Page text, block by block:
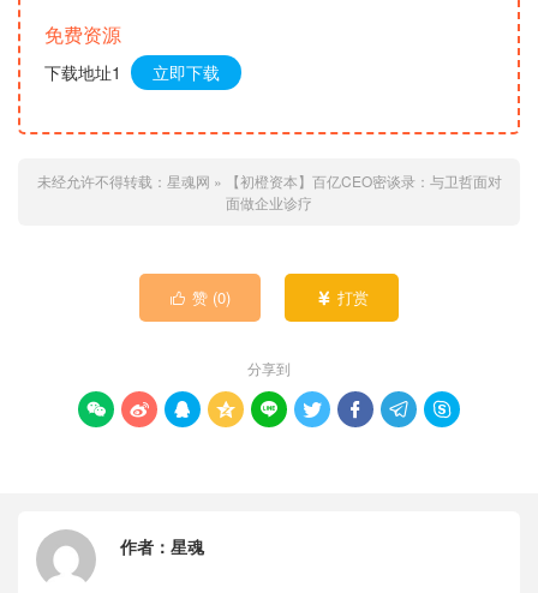
免费资源
下载地址1 立即下载
未经允许不得转载： 星魂网 »
【初橙资本】百亿CEO密谈录：与卫哲面对
面做企业诊疗
 赞 (0)  打赏
分享到
        
作者： 星魂